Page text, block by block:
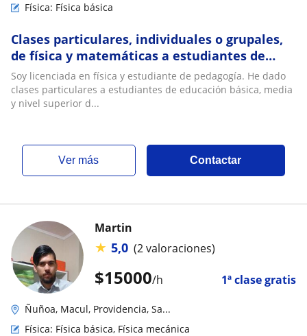
Física: Física básica
Clases particulares, individuales o grupales,
de física y matemáticas a estudiantes de
todos los niveles
Soy licenciada en física y estudiante de pedagogía. He dado
clases particulares a estudiantes de educación básica, media
y nivel superior d...
ver más Contactar
$15000/h 1ª clase gratis
Martin
★ 5,0 (2 valoraciones)
Ñuñoa, Macul, Providencia, Sa...
Física: Física básica, Física mecánica